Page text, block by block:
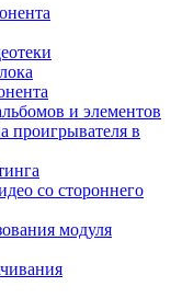
и элементов
проигрывателя в
со стороннего
модуля